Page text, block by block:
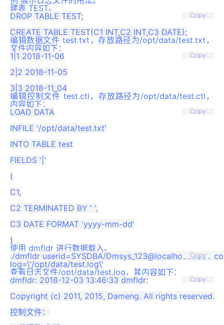
建表 TEST。
Copy
DROP TABLE TEST;
编辑数据文件 test.txt，存放路径为/opt/data/test.txt，
文件内容如下：
Copy
1|1 2018-11-06
2|2 2018-11-05
编辑控制文件 test.ctl，存放路径为/opt/data/test.ctl，
内容如下：
Copy
LOAD DATA
INFILE '/opt/data/test.txt'
INTO TABLE test
FIELDS '|'
(
C1,
C2 TERMINATED BY ' ',
C3 DATE FORMAT 'yyyy-mm-dd'
使用 dmfldr 进行数据载入。
Copy
./dmfldr userid=SYSDBA/Dmsys_123@localhost:5236
查看日志文件/opt/data/test.log，其内容如下：
Copy
dmfldr: 2018-12-03 13:46:33 dmfldr:
Copyright (c) 2011, 2015, Dameng. All rights reserved.
控制文件：